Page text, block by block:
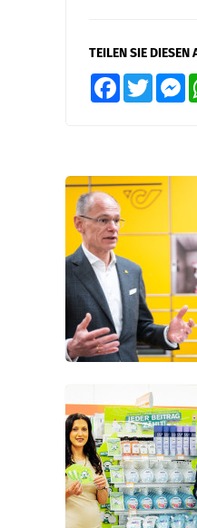
TEILEN SIE DIESEN
FacebookTwitter